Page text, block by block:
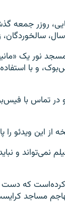
روزر
و با
او در تماس با
نمی‌تواند
که دست
مساجد